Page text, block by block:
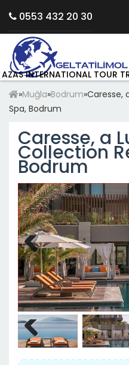
0553 432 20 30
AZAS INTERNATIONAL TOUR
»Muğla»Bodrum»Caresse,
Spa, Bodrum
Caresse, a
Collection
Bodrum
Previous
Previous